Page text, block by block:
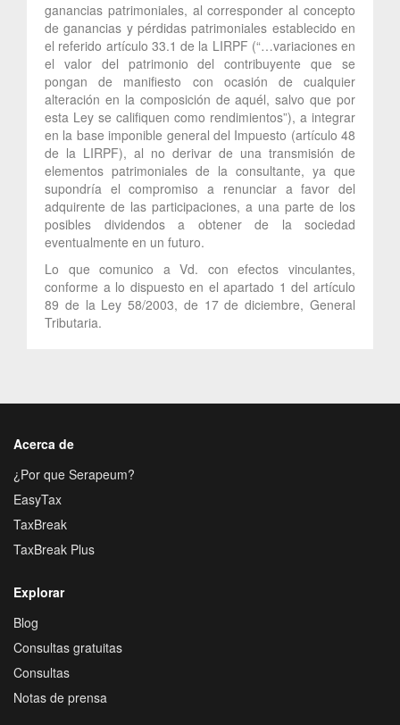
ganancias patrimoniales, al corresponder al concepto
de ganancias y pérdidas patrimoniales establecido en
el referido artículo 33.1 de la LIRPF (“…variaciones en
el valor del patrimonio del contribuyente que se
pongan de manifiesto con ocasión de cualquier
alteración en la composición de aquél, salvo que por
esta Ley se califiquen como rendimientos”), a integrar
en la base imponible general del Impuesto (artículo 48
de la LIRPF), al no derivar de una transmisión de
elementos patrimoniales de la consultante, ya que
supondría el compromiso a renunciar a favor del
adquirente de las participaciones, a una parte de los
posibles dividendos a obtener de la sociedad
eventualmente en un futuro.
Lo que comunico a Vd. con efectos vinculantes,
conforme a lo dispuesto en el apartado 1 del artículo
89 de la Ley 58/2003, de 17 de diciembre, General
Tributaria.
Acerca de
¿Por que Serapeum?
EasyTax
TaxBreak
TaxBreak Plus
Explorar
Blog
Consultas gratuitas
Consultas
Notas de prensa